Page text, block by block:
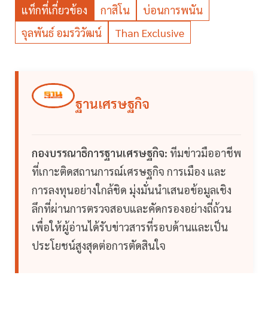
แท็กที่เกี่ยวข้อง กาสิโน
บ่อนการพนัน
จุลพันธ์ อมรวิวัฒน์
Than Exclusive
ฐานเศรษฐกิจ
กองบรรณาธิการฐานเศรษฐกิจ: ทีมข่าวมืออาชีพ
ที่เกาะติดสถานการณ์เศรษฐกิจ การเมือง และ
การลงทุนอย่างใกล้ชิด มุ่งมั่นนำเสนอข้อมูลเชิง
ลึกที่ผ่านการตรวจสอบและคัดกรองอย่างถี่ถ้วน
เพื่อให้ผู้อ่านได้รับข่าวสารที่รอบด้านและเป็น
ประโยชน์สูงสุดต่อการตัดสินใจ